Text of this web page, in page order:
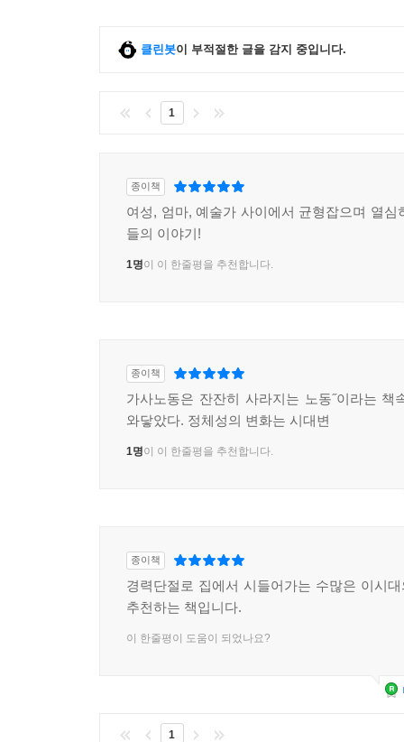
클린봇이 부적절한 글을 감지 중입니다.
1
종이책
여성, 엄마, 예술가 사이에서 균형잡으며 열심
들의 이야기!
1명이 이 한줄평을 추천합니다.
종이책
가사노동은 잔잔히 사라지는 노동˝이라는 책
와닿았다. 정체성의 변화는 시대변
1명이 이 한줄평을 추천합니다.
종이책
경력단절로 집에서 시들어가는 수많은 이시
추천하는 책입니다.
이 한줄평이 도움이 되었나요?
1